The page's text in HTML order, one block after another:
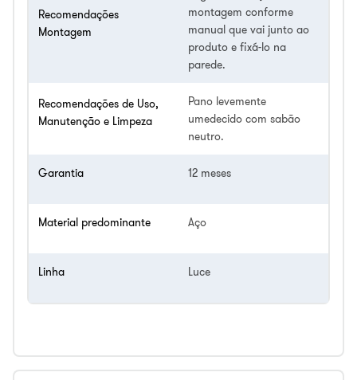
Recomendações
Montagem
montagem conforme
manual que vai junto ao
produto e fixá-lo na
parede.
Recomendações de Uso,
Manutenção e Limpeza
Pano levemente
umedecido com sabão
neutro.
Garantia 12 meses
Material predominante Aço
Linha Luce